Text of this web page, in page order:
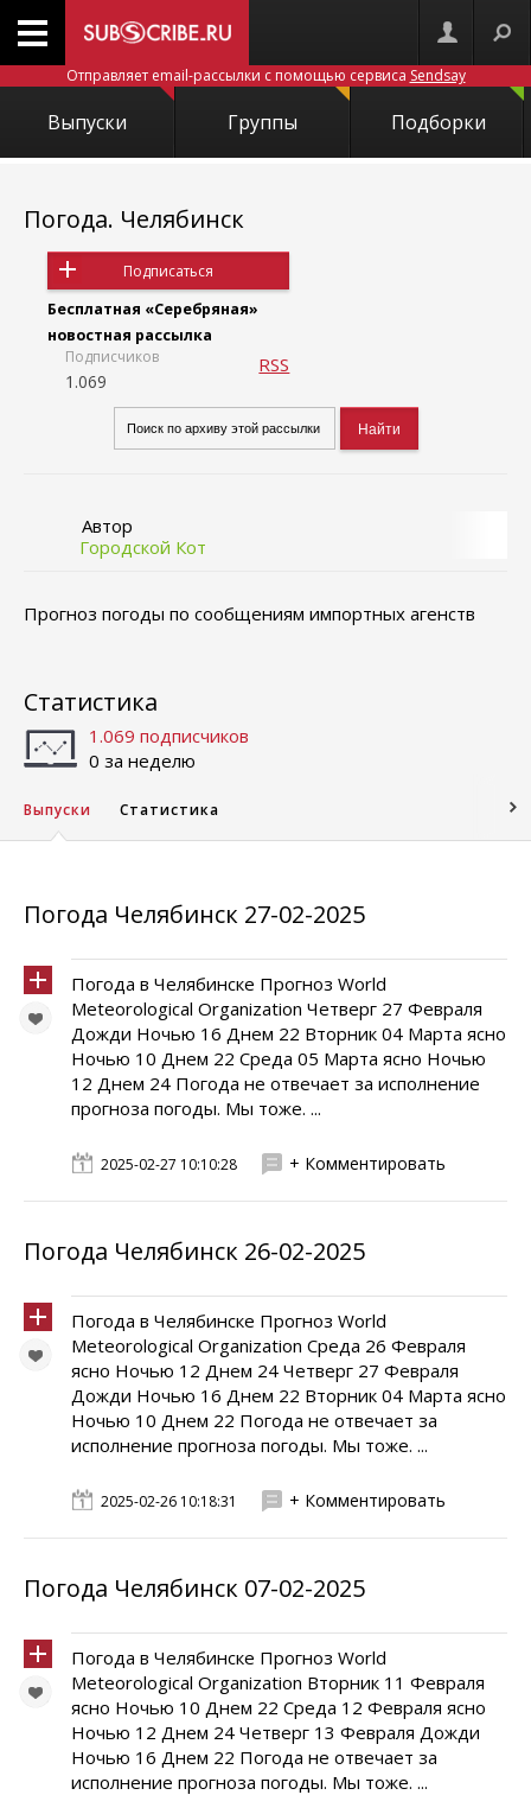
Отправляет email-рассылки с помощью сервиса Sendsay
Выпуски Группы Подборки
Погода. Челябинск
Подписаться
Бесплатная «Серебряная»
новостная рассылка
Подписчиков
1.069
RSS
Автор
Городской Кот
Прогноз погоды по сообщениям импортных агенств
Статистика
1.069 подписчиков
0 за неделю
Выпуски Статистика
Погода Челябинск 27-02-2025
Погода в Челябинске Прогноз World
Meteorological Organization Четверг 27 Февраля
Дожди Ночью 16 Днем 22 Вторник 04 Марта ясно
Ночью 10 Днем 22 Среда 05 Марта ясно Ночью
12 Днем 24 Погода не отвечает за исполнение
прогноза погоды. Мы тоже. ...
2025-02-27 10:10:28 + Комментировать
Погода Челябинск 26-02-2025
Погода в Челябинске Прогноз World
Meteorological Organization Среда 26 Февраля
ясно Ночью 12 Днем 24 Четверг 27 Февраля
Дожди Ночью 16 Днем 22 Вторник 04 Марта ясно
Ночью 10 Днем 22 Погода не отвечает за
исполнение прогноза погоды. Мы тоже. ...
2025-02-26 10:18:31 + Комментировать
Погода Челябинск 07-02-2025
Погода в Челябинске Прогноз World
Meteorological Organization Вторник 11 Февраля
ясно Ночью 10 Днем 22 Среда 12 Февраля ясно
Ночью 12 Днем 24 Четверг 13 Февраля Дожди
Ночью 16 Днем 22 Погода не отвечает за
исполнение прогноза погоды. Мы тоже. ...